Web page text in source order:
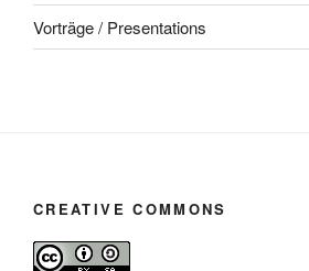
Vorträge / Presentations
CREATIVE COMMONS